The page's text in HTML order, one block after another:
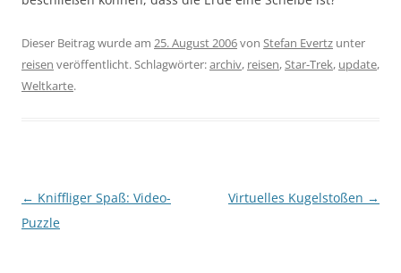
Dieser Beitrag wurde am 25. August 2006von Stefan Evertz unter
reisen veröffentlicht. Schlagwörter:archiv, reisen,Star-Trek, update,
Weltkarte.
Beitragsnavigation
← Kniffliger Spaß: Video-
Puzzle
Virtuelles Kugelstoßen →